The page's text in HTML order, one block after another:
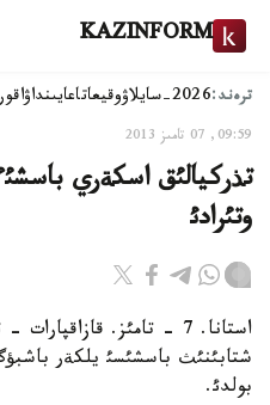
KAZINFORM
ترەند:2026-سايلاۋ وقيعاتاعايىنداۋ
09:59, 07 تامىز 2013
تذركيالئق اسكةري
وتئرادئ
استانا. 7 - تامئز.
شتابئنئث باسشئسئ يلكةر
بولدئ.